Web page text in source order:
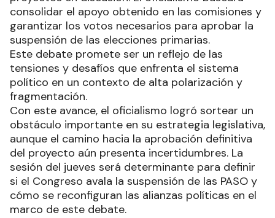
consolidar el apoyo obtenido en las comisiones y
garantizar los votos necesarios para aprobar la
suspensión de las elecciones primarias.
Este debate promete ser un reflejo de las
tensiones y desafíos que enfrenta el sistema
político en un contexto de alta polarización y
fragmentación.
Con este avance, el oficialismo logró sortear un
obstáculo importante en su estrategia legislativa,
aunque el camino hacia la aprobación definitiva
del proyecto aún presenta incertidumbres. La
sesión del jueves será determinante para definir
si el Congreso avala la suspensión de las PASO y
cómo se reconfiguran las alianzas políticas en el
marco de este debate.